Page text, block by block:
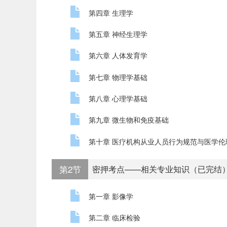
第四章 生理学
第五章 神经生理学
第六章 人体发育学
第七章 物理学基础
第八章 心理学基础
第九章 微生物和免疫基础
第十章 医疗机构从业人员行为规范与医学
第2节 密押考点——相关专业知识（已完结
第一章 影像学
第二章 临床检验